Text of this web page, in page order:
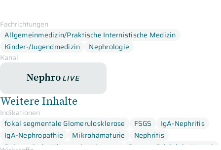
PD Dr. Jan-Eric Turner informiert zum Einstieg zu aktuellen
Erkenntnissen in Bezug auf diePathomechanismen der IgA-
Nephropathie.Er beschäftigt sich in seinem Vortrag unter
anderem mit dem Galactose-defizienten IgA1 in der
Zirkulation und Gd-IgA1-Ablagerungen in der Niere und
stellt genomweite Assoziationsstudien sowie glomeruläre
Schäden bei IgA-Nephropathie vor.
Darauffolgend präsentiert Prof. Lars Pape topaktuelle
Informationen zum Umgang mitlgA-Nephritis in der
Pädiatrie.Seine Schwerpunktthemen sind die
Fachrichtungen
Allgemeinmedizin/Praktische Internistische Medizin
Kinder-/Jugendmedizin
Nephrologie
Kanal
NephroLive
Weitere Inhalte
Indikationen
fokal segmentale Glomerulosklerose
FSGS
IgA-Nephritis
IgA-Nephropathie
Mikrohämaturie
Nephritis
Polyzystische Nierenerkrankungen
Purpura Schönlein-Henoch